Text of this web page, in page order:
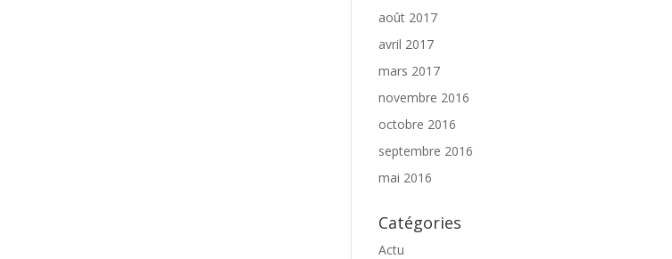
août 2017
avril 2017
mars 2017
novembre 2016
octobre 2016
septembre 2016
mai 2016
Catégories
Actu